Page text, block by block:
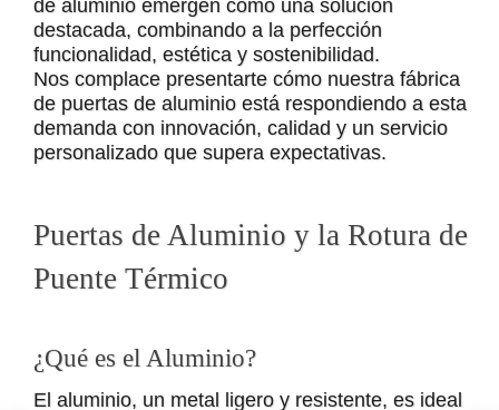
de aluminio emergen como una solución
destacada, combinando a la perfección
funcionalidad, estética y sostenibilidad.
Nos complace presentarte cómo nuestra fábrica
de puertas de aluminio está respondiendo a esta
demanda con innovación, calidad y un servicio
personalizado que supera expectativas.
Puertas de Aluminio y la Rotura de
Puente Térmico
¿Qué es el Aluminio?
El aluminio, un metal ligero y resistente, es ideal